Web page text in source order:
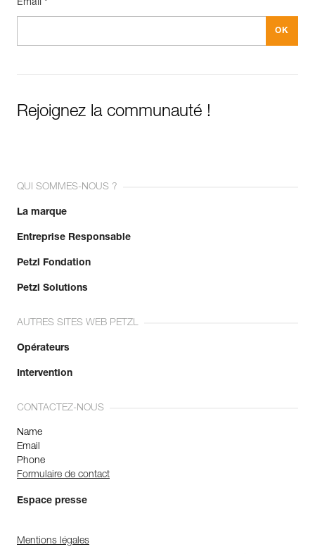
Email *
Rejoignez la communauté !
QUI SOMMES-NOUS ?
La marque
Entreprise Responsable
Petzl Fondation
Petzl Solutions
AUTRES SITES WEB PETZL
Opérateurs
Intervention
CONTACTEZ-NOUS
Name
Email
Phone
Formulaire de contact
Espace presse
Mentions légales